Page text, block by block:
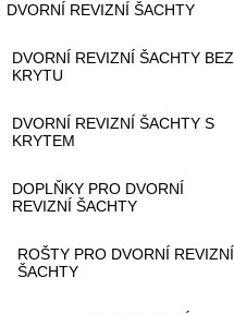
DVORNÍ REVIZNÍ ŠACHTY
DVORNÍ REVIZNÍ ŠACHTY BEZ
KRYTU
DVORNÍ REVIZNÍ ŠACHTY S
KRYTEM
DOPLŇKY PRO DVORNÍ
REVIZNÍ ŠACHTY
ROŠTY PRO DVORNÍ REVIZNÍ
ŠACHTY